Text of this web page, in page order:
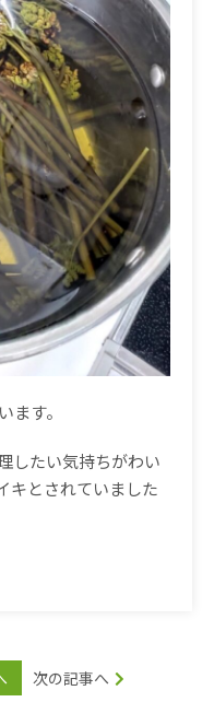
ます。
したい気持ちがわい
キとされていました
次の記事へ